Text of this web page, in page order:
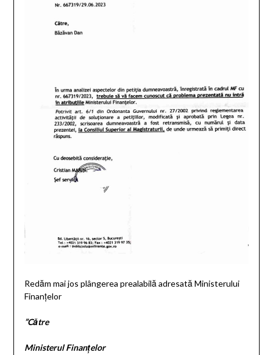
Redăm mai jos plângerea prealabilă adresată Ministerului
Finanțelor
”Către
Ministerul Finanțelor